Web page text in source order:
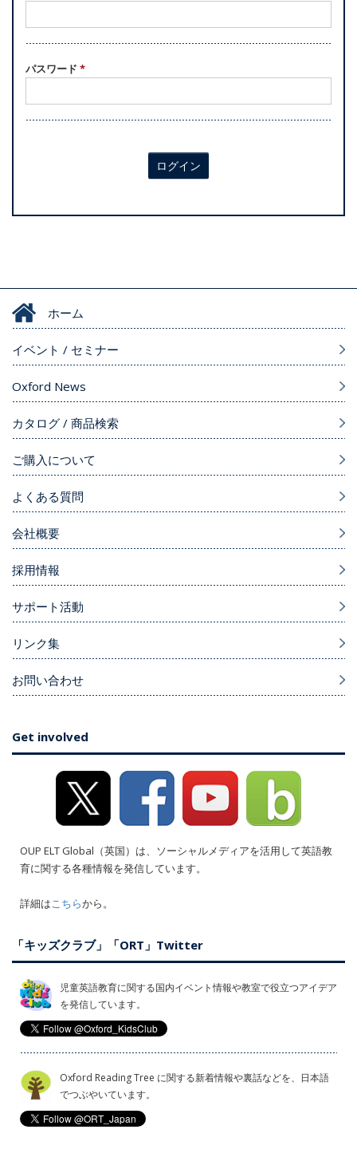
パスワード *
ログイン
ホーム
イベント / セミナー
Oxford News
カタログ / 商品検索
ご購入について
よくある質問
会社概要
採用情報
サポート活動
リンク集
お問い合わせ
Get involved
OUP ELT Global（英国）は、ソーシャルメディアを活用して英語教
育に関する各種情報を発信しています。
詳細はこちらから。
「キッズクラブ」「ORT」Twitter
児童英語教育に関する国内イベント情報や教室で役立つアイデア
を発信しています。
Oxford Reading Tree に関する新着情報や裏話などを、日本語
でつぶやいています。